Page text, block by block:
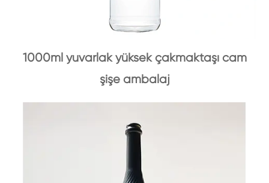
1000ml yuvarlak yüksek çakmaktaşı cam
şişe ambalaj